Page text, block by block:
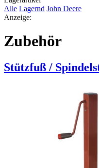
Alle Lagernd John Deere
Anzeige:
Zubehör
Stützfuß /